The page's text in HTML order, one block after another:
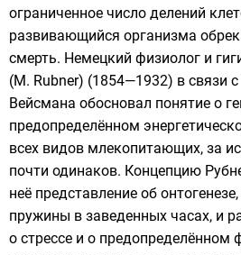
ограниченное число делений
развивающийся организма
смерть. Немецкий физиолог и
(М. Rubner) (1854—1932) в связи
Вейсмана обосновал понятие о
предопределённом
всех видов млекопитающих, за
почти одинаков. Концепцию
неё представление об
пружины в заведенных часах, и
о стрессе и о предопределённом